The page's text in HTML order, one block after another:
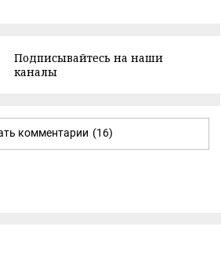
Подписывайтесь на наши
каналы
комментарии (16)